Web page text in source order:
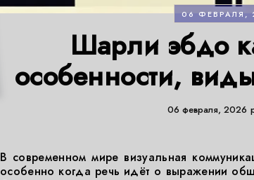
06 ФЕВРАЛЯ,
Шарли эбдо
особенности,
06 февраля, 2026
В современном мире визуальная
особенно когда речь идёт о выражении